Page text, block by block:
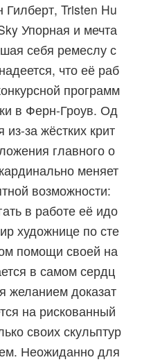
Tristen Hu
Упорная и мечта
себя ремеслу с
что её раб
программ
в Ферн-Гроув. Од
за жёстких крит
главного о
меняет
возможности:
в работе её идо
художнице по сте
помощи своей на
в самом сердц
желанием доказат
на рискованный
своих скульптур
Неожиданно для